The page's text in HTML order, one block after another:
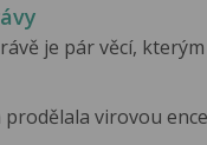
je pár věcí,
virovou